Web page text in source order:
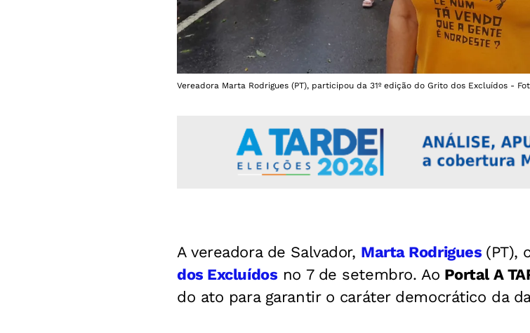
Vereadora Marta Rodrigues (PT), participou da 31º edição do Grito dos Excluídos -
A vereadora de Salvador, Marta Rodrigues (PT),
dos Excluídos no 7 de setembro. Ao Portal A
do ato para garantir o caráter democrático da